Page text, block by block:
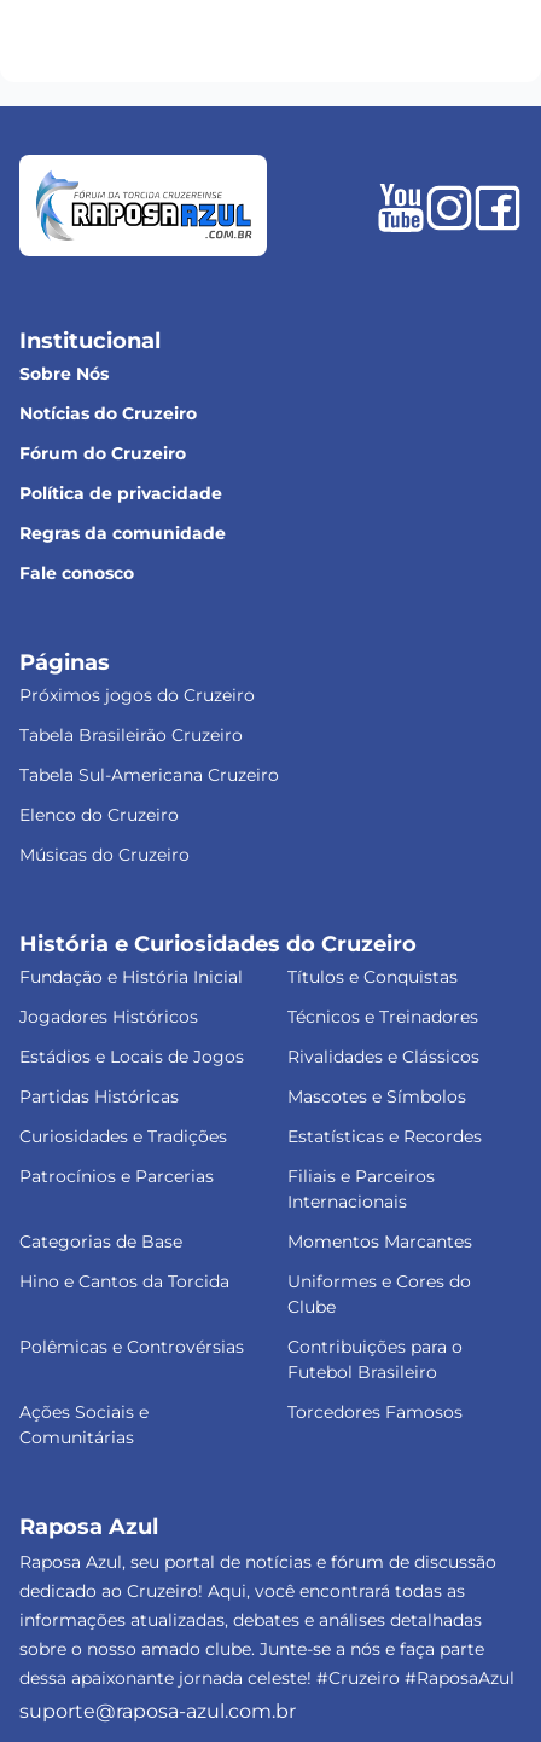
Institucional
Sobre Nós
Notícias do Cruzeiro
Fórum do Cruzeiro
Política de privacidade
Regras da comunidade
Fale conosco
Páginas
Próximos jogos do Cruzeiro
Tabela Brasileirão Cruzeiro
Tabela Sul-Americana Cruzeiro
Elenco do Cruzeiro
Músicas do Cruzeiro
História e Curiosidades do Cruzeiro
Fundação e História Inicial
Títulos e Conquistas
Jogadores Históricos
Técnicos e Treinadores
Estádios e Locais de Jogos
Rivalidades e Clássicos
Partidas Históricas
Mascotes e Símbolos
Curiosidades e Tradições
Estatísticas e Recordes
Patrocínios e Parcerias
Filiais e Parceiros
Internacionais
Categorias de Base
Momentos Marcantes
Hino e Cantos da Torcida
Uniformes e Cores do
Clube
Polêmicas e Controvérsias
Contribuições para o
Futebol Brasileiro
Ações Sociais e
Comunitárias
Torcedores Famosos
Raposa Azul
Raposa Azul, seu portal de notícias e fórum de discussão
dedicado ao Cruzeiro! Aqui, você encontrará todas as
informações atualizadas, debates e análises detalhadas
sobre o nosso amado clube. Junte-se a nós e faça parte
dessa apaixonante jornada celeste! #Cruzeiro #RaposaAzul
suporte@raposa-azul.com.br